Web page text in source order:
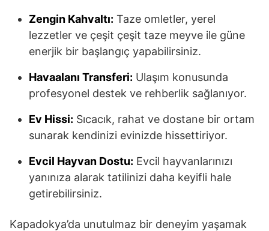
Zengin Kahvaltı: Taze omletler, yerel
lezzetler ve çeşit çeşit taze meyve ile güne
enerjik bir başlangıç yapabilirsiniz.
Havaalanı Transferi: Ulaşım konusunda
profesyonel destek ve rehberlik sağlanıyor.
Ev Hissi: Sıcacık, rahat ve dostane bir ortam
sunarak kendinizi evinizde hissettiriyor.
Evcil Hayvan Dostu: Evcil hayvanlarınızı
yanınıza alarak tatilinizi daha keyifli hale
getirebilirsiniz.
Kapadokya’da unutulmaz bir deneyim yaşamak